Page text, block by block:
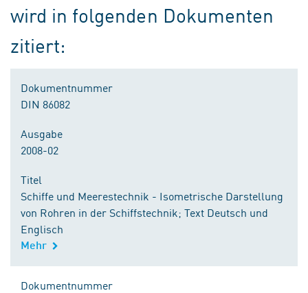
wird in folgenden Dokumenten
zitiert:
Dokumentnummer
DIN 86082
Ausgabe
2008-02
Titel
Schiffe und Meerestechnik - Isometrische Darstellung
von Rohren in der Schiffstechnik; Text Deutsch und
Englisch
Mehr
Dokumentnummer